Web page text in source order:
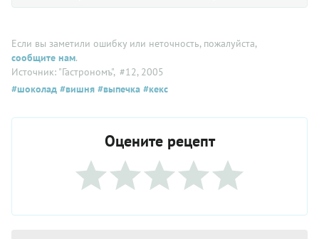
Если вы заметили ошибку или неточность, пожалуйста,
сообщите нам.
Источник: "Гастрономъ", #12, 2005
#шоколад #вишня #выпечка #кекс
Оцените рецепт